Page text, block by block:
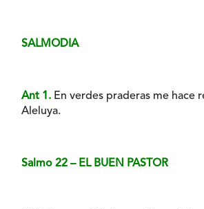
SALMODIA
Ant 1. En verdes praderas me hace
Aleluya.
Salmo 22 – EL BUEN PASTOR